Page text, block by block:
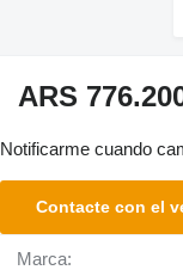
ARS
Notificarme cuando
Contacte con el
Marca: